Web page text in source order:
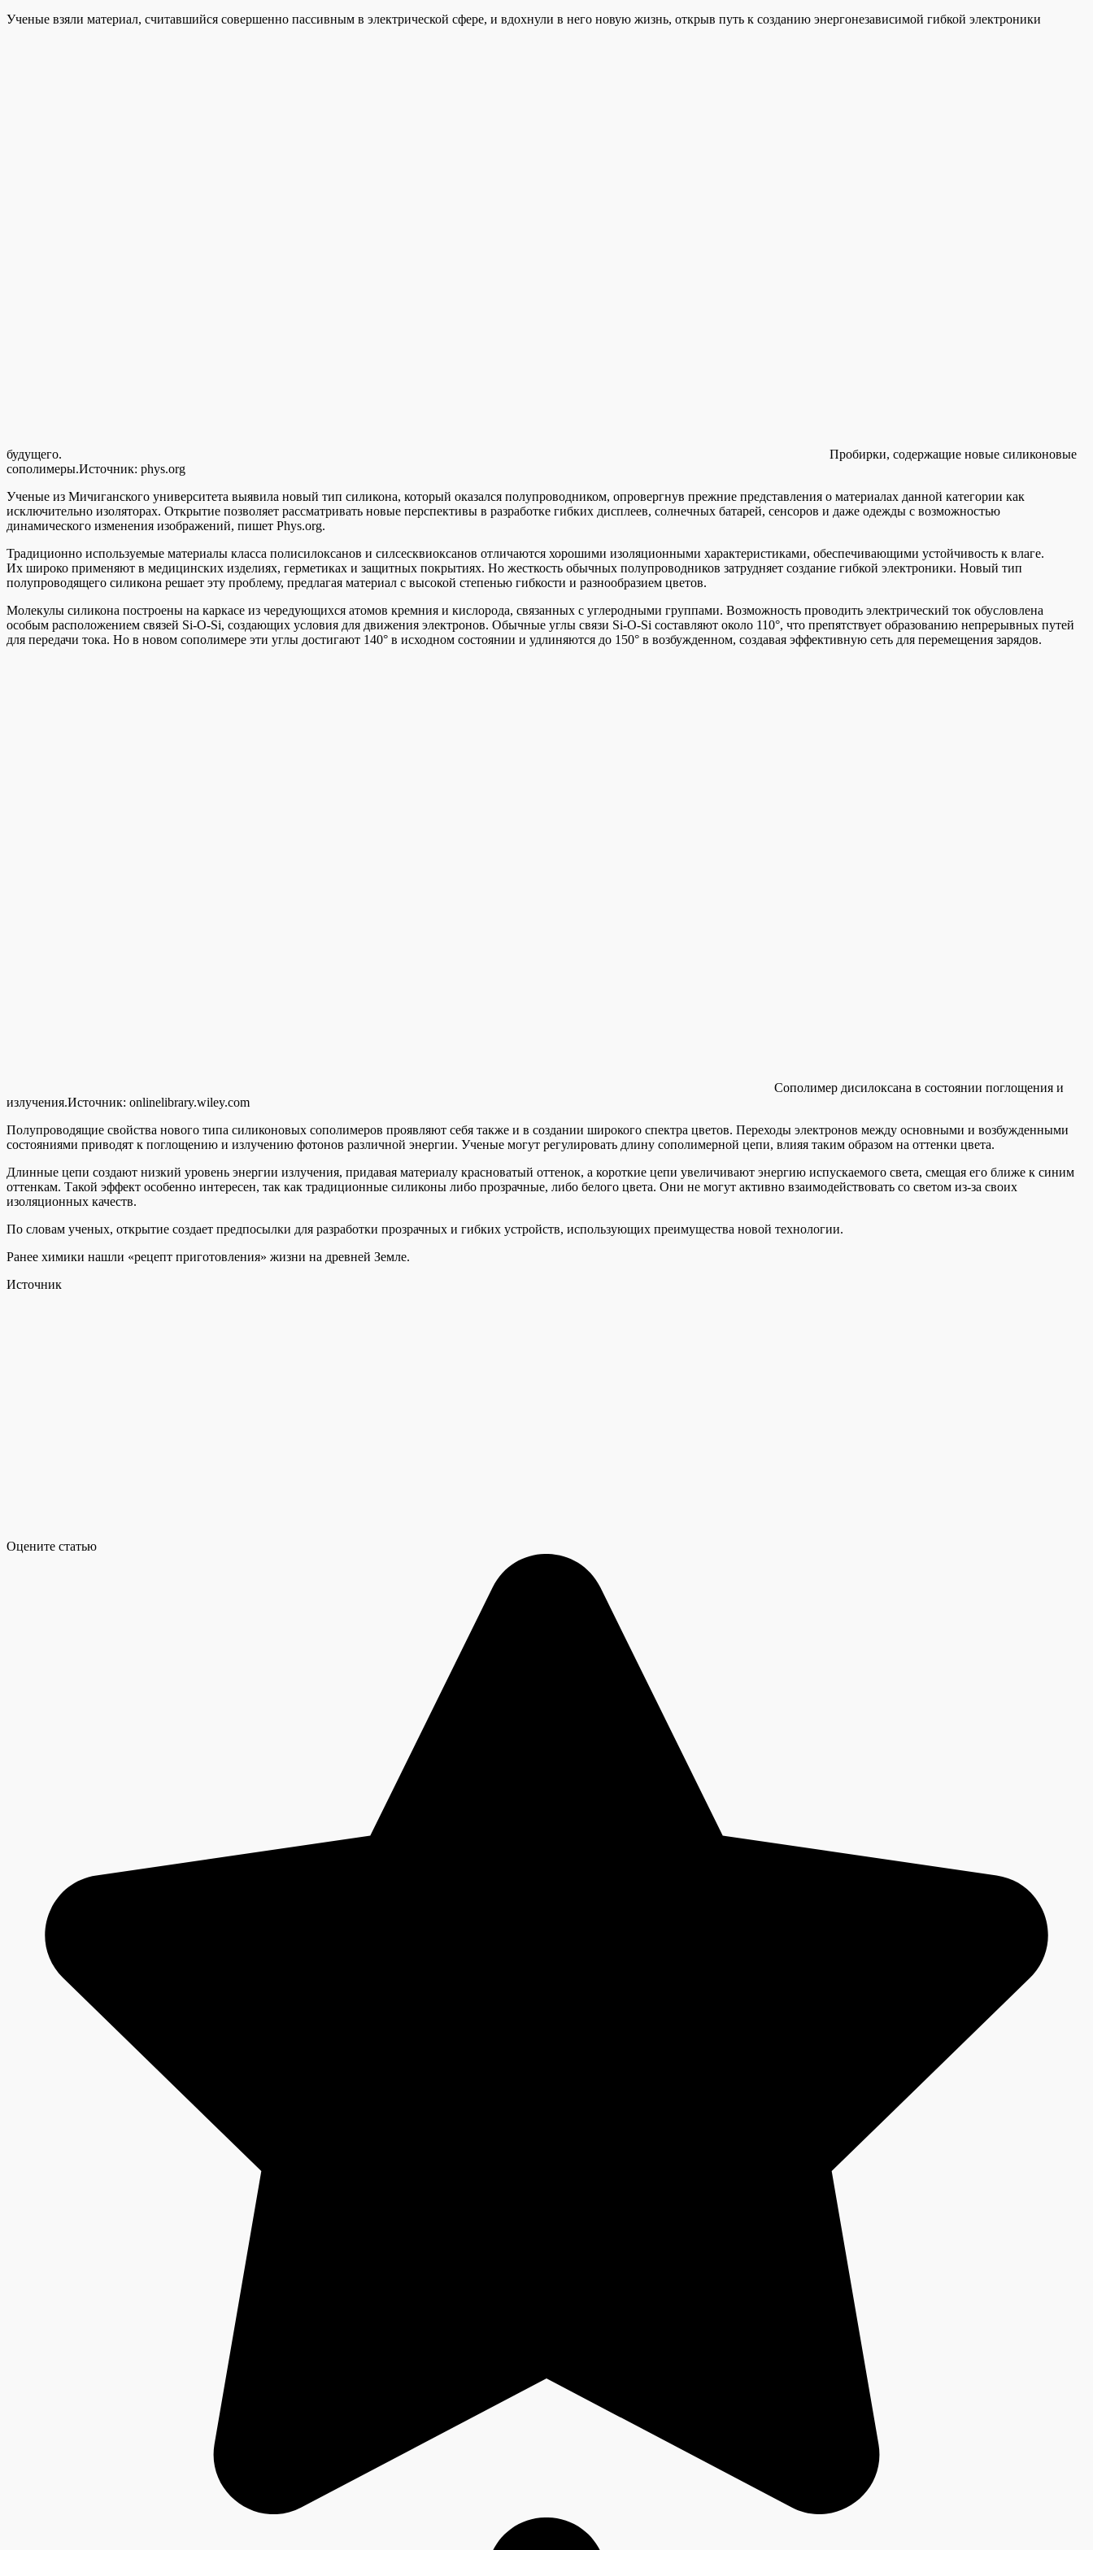
Ученые взяли материал, считавшийся совершенно пассивным в электрической сфере, и вдохнули в него новую жизнь, открыв путь к созданию энергонезависимой гибкой электроники
будущего.
Пробирки, содержащие новые силиконовые
сополимеры.Источник: phys.org
Ученые из Мичиганского университета выявила новый тип силикона, который оказался полупроводником, опровергнув прежние представления о материалах данной категории как
исключительно изоляторах. Открытие позволяет рассматривать новые перспективы в разработке гибких дисплеев, солнечных батарей, сенсоров и даже одежды с возможностью
динамического изменения изображений, пишет Phys.org.
Традиционно используемые материалы класса полисилоксанов и силсесквиоксанов отличаются хорошими изоляционными характеристиками, обеспечивающими устойчивость к влаге.
Их широко применяют в медицинских изделиях, герметиках и защитных покрытиях. Но жесткость обычных полупроводников затрудняет создание гибкой электроники. Новый тип
полупроводящего силикона решает эту проблему, предлагая материал с высокой степенью гибкости и разнообразием цветов.
Молекулы силикона построены на каркасе из чередующихся атомов кремния и кислорода, связанных с углеродными группами. Возможность проводить электрический ток обусловлена
особым расположением связей Si-O-Si, создающих условия для движения электронов. Обычные углы связи Si-O-Si составляют около 110°, что препятствует образованию непрерывных путей
для передачи тока. Но в новом сополимере эти углы достигают 140° в исходном состоянии и удлиняются до 150° в возбужденном, создавая эффективную сеть для перемещения зарядов.
Сополимер дисилоксана в состоянии поглощения и
излучения.Источник: onlinelibrary.wiley.com
Полупроводящие свойства нового типа силиконовых сополимеров проявляют себя также и в создании широкого спектра цветов. Переходы электронов между основными и возбужденными
состояниями приводят к поглощению и излучению фотонов различной энергии. Ученые могут регулировать длину сополимерной цепи, влияя таким образом на оттенки цвета.
Длинные цепи создают низкий уровень энергии излучения, придавая материалу красноватый оттенок, а короткие цепи увеличивают энергию испускаемого света, смещая его ближе к синим
оттенкам. Такой эффект особенно интересен, так как традиционные силиконы либо прозрачные, либо белого цвета. Они не могут активно взаимодействовать со светом из-за своих
изоляционных качеств.
По словам ученых, открытие создает предпосылки для разработки прозрачных и гибких устройств, использующих преимущества новой технологии.
Ранее химики нашли «рецепт приготовления» жизни на древней Земле.
Источник
Оцените статью